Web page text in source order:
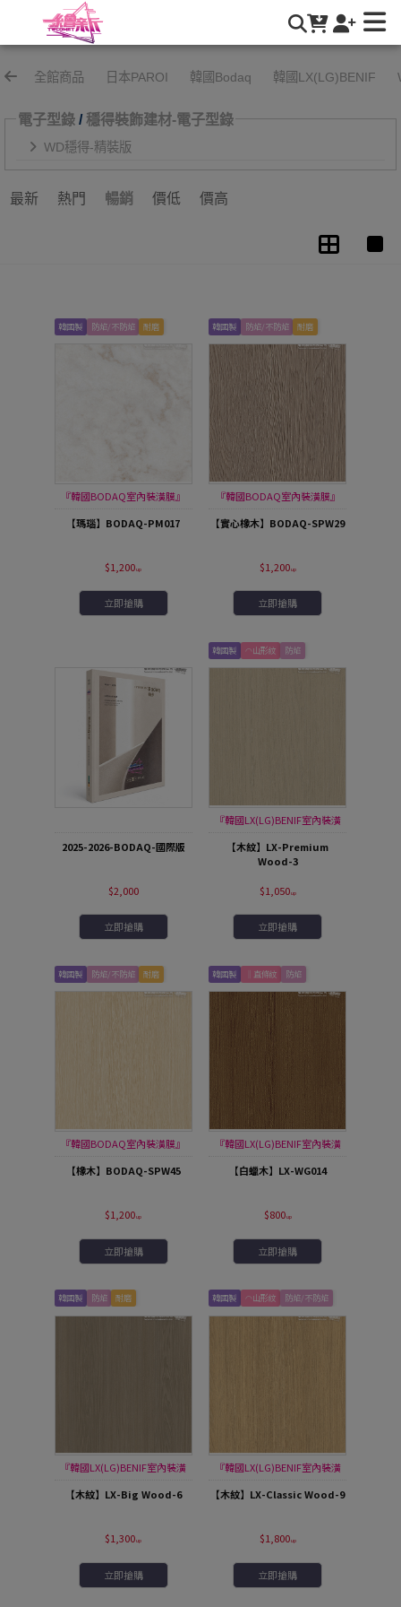
WD穩得-精裝版 | 繪新國際有限公司
全館商品 日本PAROI 韓國Bodaq 韓國LX(LG)BENIF
電子型錄 /穩得裝飾建材-電子型錄
WD穩得-精裝版
最新 熱門 暢銷 價低 價高
韓國製 防焰/不防焰 耐磨
『韓國BODAQ室內裝潢膜』
【瑪瑙】BODAQ-PM017
$1,200
立即搶購
韓國製 防焰/不防焰 耐磨
『韓國BODAQ室內裝潢膜』
【實心橡木】BODAQ-SPW29
$1,200
立即搶購
2025-2026-BODAQ-國際版
$2,000
立即搶購
韓國製 ◠山形紋 防焰
『韓國LX(LG)BENIF室內裝潢
膜』
【木紋】LX-Premium
Wood-3
$1,050
立即搶購
韓國製 防焰/不防焰 耐磨
『韓國BODAQ室內裝潢膜』
【橡木】BODAQ-SPW45
$1,200
立即搶購
韓國製 ‖直條紋 防焰
『韓國LX(LG)BENIF室內裝潢
膜』
【白蠟木】LX-WG014
$800
立即搶購
韓國製 防焰 耐磨
『韓國LX(LG)BENIF室內裝潢
膜』
【木紋】LX-Big Wood-6
$1,300
立即搶購
韓國製 ◠山形紋 防焰/不防焰
『韓國LX(LG)BENIF室內裝潢
膜』
【木紋】LX-Classic Wood-9
$1,800
立即搶購